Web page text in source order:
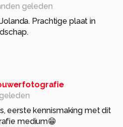
geleden
Prachtige plaat in
eerste kennismaking met dit
medium😁